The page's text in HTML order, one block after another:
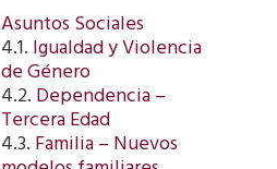
Asuntos Sociales
4.1.Igualdad y Violencia
de Género
4.2.Dependencia –
Tercera Edad
4.3.Familia – Nuevos